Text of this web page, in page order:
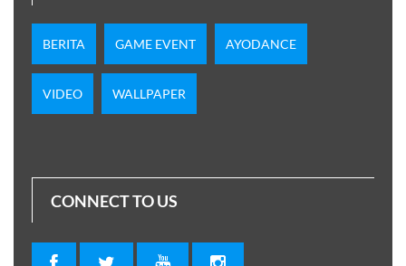
BERITA GAME EVENT AYODANCE
VIDEO WALLPAPER
CONNECT TO US